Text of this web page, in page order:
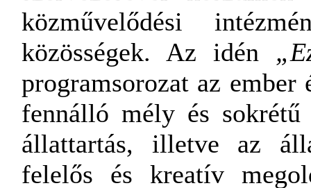
közművelődési
közösségek. Az idén
programsorozat az
fennálló mély és
állattartás, illetve az
felelős és kreatív